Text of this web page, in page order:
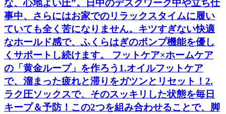
な、心地よい圧”。日中のデスクワーク中や立ち仕
事中、さらにはお家でのリラックスタイムに履い
ていても全く苦になりません。キツすぎない快適
なホールド感で、ふくらはぎのポンプ機能を優し
くサポートし続けます。 フットケア×ホームケア
の「黄金ループ」を作ろう1.オイルフットケア
で、溜まった疲れと滞りをガツンとリセット！2.
ラク圧ソックスで、そのスッキリした状態を毎日
キープ＆予防！この2つを組み合わせることで、脚